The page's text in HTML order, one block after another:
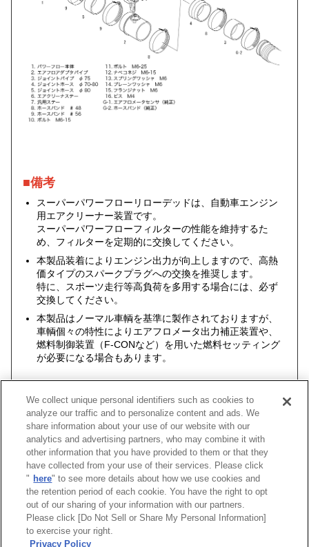
■備考
スーパーパワーフローリローデッドは、自動車エンジン
用エアクリーナー装置です。
スーパーパワーフローフィルターの性能を維持するた
め、フィルターを定期的に交換してください。
本製品装着によりエンジン出力が向上しますので、高熱
価タイプのスパークプラグへの交換を推奨します。
特に、スポーツ走行等高負荷を多用する場合には、必ず
交換してください。
本製品はノーマル車輌を基準に製作されておりますが、
車輌個々の特性によりエアフロメータ出力補正装置や、
燃料制御装置（F-CONなど）を用いた燃料セッティング
が必要になる場合もあります。
車種 類別 型式 エンジン 年式
インプレッサ WRX STI GH- GDB EJ207 00/10 -02/10
[ CLOSE]
We collect unique personal identifiers such as cookies to
analyze our traffic and to personalize content and ads. We
share information about your use of our website with our
analytics and advertising partners, who may combine it with
other information that you have provided to them or that they
have collected from your use of their services. Please click
" here" to see more details about how we use cookies and
the retention period of each cookie. You have the right to opt
out of our sharing of your information with our partners.
Please click [Do Not Sell or Share My Personal Information]
to exercise your right.
Privacy Policy